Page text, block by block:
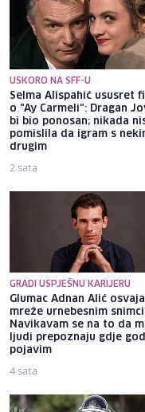
USKORO NA SFF-U
Selma Alispahić ususret
o "Ay Carmeli": Dragan
bi bio ponosan; nikada
pomislila da igram s
drugim
2 sata
GRADI USPJEŠNU KARIJERU
Glumac Adnan Alić osvaja
mreže urnebesnim
Navikavam se na to da
ljudi prepoznaju gdje
pojavim
4 sata